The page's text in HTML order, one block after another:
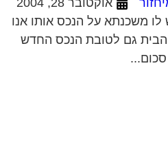
אוקטובר 28, 2004
משכנתא על הנכס אותו אנו
גם לטובת הנכס החדש